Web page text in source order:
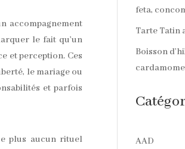
accompagnement
le fait qu’un
et perception. Ces
le mariage ou
et parfois
plus aucun rituel
feta,
Tarte Tatin
Boisson
AAD